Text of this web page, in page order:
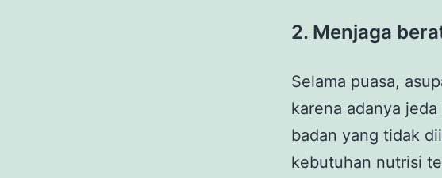
2. Menjaga
Selama puasa,
karena adanya
badan yang tidak
kebutuhan nutrisi